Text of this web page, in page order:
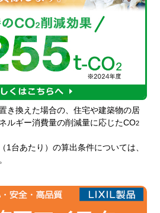
き換えた場合の、住宅や建築物の居
ルギー消費量の削減量に応じたCO2
1台あたり）の算出条件については、